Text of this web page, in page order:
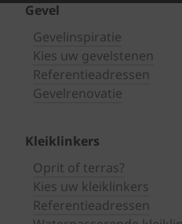
Gevel
Gevelinspiratie
Kies uw gevelstenen
Referentieadressen
Gevelrenovatie
Kleiklinkers
Oprit of terras?
Kies uw kleiklinkers
Referentieadressen